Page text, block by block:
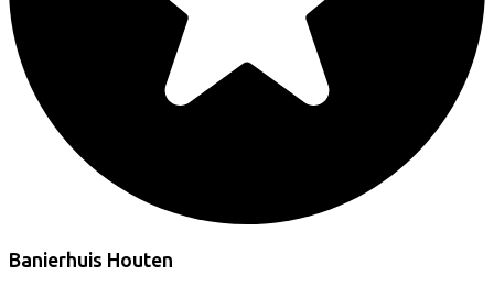
Banierhuis Houten